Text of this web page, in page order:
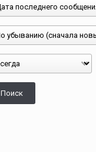
Поиск